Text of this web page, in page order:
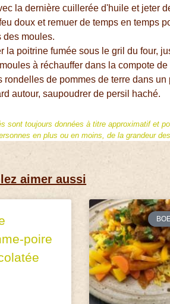
la dernière cuillerée d'huile et jeter
doux et remuer de temps en temps
des moules.
la poitrine fumée sous le gril du four,
à réchauffer dans la compote de
rondelles de pommes de terre dans
autour, saupoudrer de persil haché.
sont toujours données à titre approximatif et
en plus ou en moins, de la grandeur
aimer aussi
poire